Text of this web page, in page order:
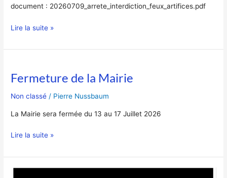
document : 20260709_arrete_interdiction_feux_artifices.pdf
Lire la suite »
Fermeture de la Mairie
Non classé / Pierre Nussbaum
La Mairie sera fermée du 13 au 17 Juillet 2026
Fermeture
la
Lire la suite »